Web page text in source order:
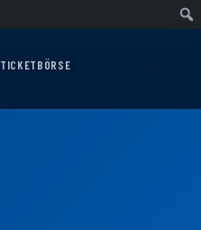
TICKETBÖRSE